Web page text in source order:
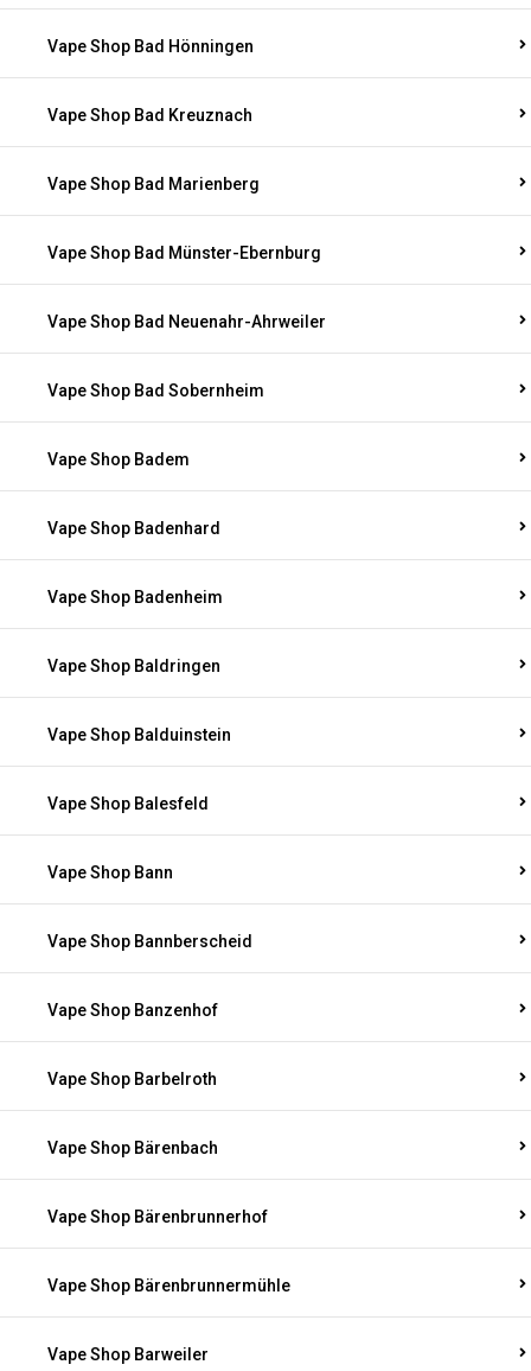
Vape Shop Bad Hönningen
Vape Shop Bad Kreuznach
Vape Shop Bad Marienberg
Vape Shop Bad Münster-Ebernburg
Vape Shop Bad Neuenahr-Ahrweiler
Vape Shop Bad Sobernheim
Vape Shop Badem
Vape Shop Badenhard
Vape Shop Badenheim
Vape Shop Baldringen
Vape Shop Balduinstein
Vape Shop Balesfeld
Vape Shop Bann
Vape Shop Bannberscheid
Vape Shop Banzenhof
Vape Shop Barbelroth
Vape Shop Bärenbach
Vape Shop Bärenbrunnerhof
Vape Shop Bärenbrunnermühle
Vape Shop Barweiler